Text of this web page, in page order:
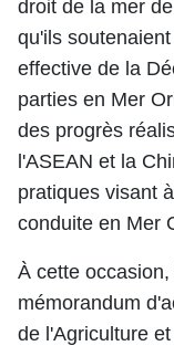
droit de la mer
qu'ils
effective de la
parties en Mer
des progrès
l'ASEAN et la
pratiques visant
conduite en Mer
À cette
mémorandum
de l'Agriculture